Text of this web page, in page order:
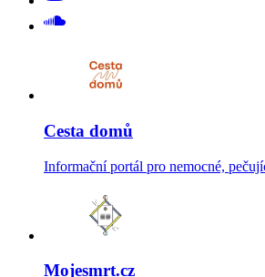
Cesta domů
Informační portál pro nemocné,
Mojesmrt.cz